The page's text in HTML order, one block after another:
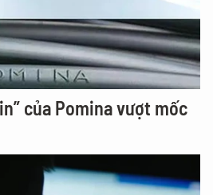
của Pomina vượt mốc